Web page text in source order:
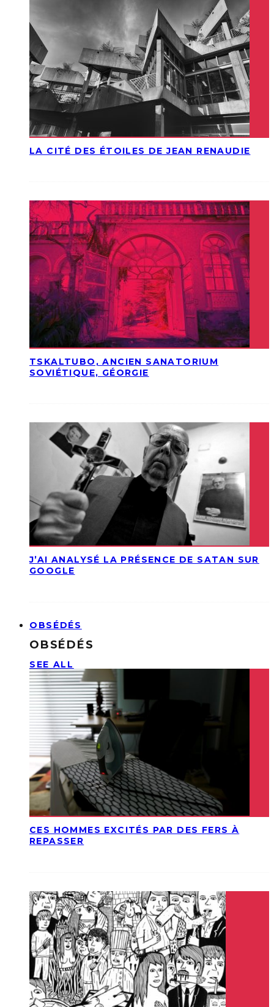
LA CITÉ DES ÉTOILES DE JEAN RENAUDIE
TSKALTUBO, ANCIEN SANATORIUM
SOVIÉTIQUE, GÉORGIE
J’AI ANALYSÉ LA PRÉSENCE DE SATAN SUR
GOOGLE
OBSÉDÉS
OBSÉDÉS
SEE ALL
CES HOMMES EXCITÉS PAR DES FERS À
REPASSER